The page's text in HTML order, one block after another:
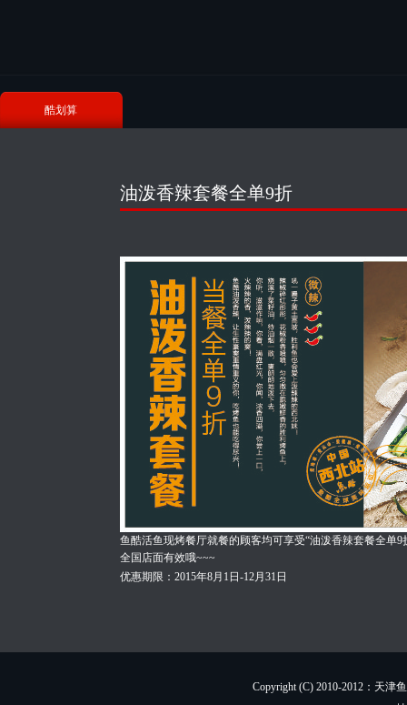
酷划算
油泼香辣套餐全单9折
鱼酷活鱼现烤餐厅就餐的顾客均可享受“油泼香辣套餐全单9
全国店面有效哦~~~
优惠期限：2015年8月1日-12月31日
Copyright (C) 2010-2012：天津